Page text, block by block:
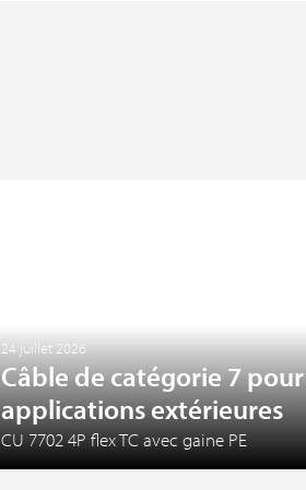
24 juillet 2026
Câble de catégorie 7 pour
applications extérieures
CU 7702 4P flex TC avec gaine PE